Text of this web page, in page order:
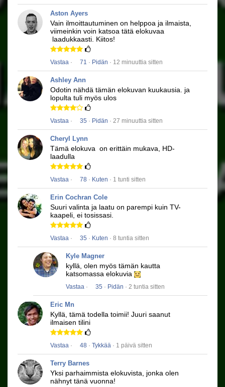
Aston Ayers
Vain ilmoittautuminen on helppoa ja ilmaista,
viimeinkin voin katsoa tätä elokuvaa
laadukkaasti. Kiitos!
Vastaa · 71 · Pidän · 12 minuuttia sitten
Ashley Ann
Odotin nähdä tämän elokuvan kuukausia. ja
lopulta tuli myös ulos
Vastaa · 35 · Pidän · 27 minuuttia sitten
Cheryl Lynn
Tämä elokuva on erittäin mukava, HD-
laadulla
Vastaa · 78 · Kuten · 1 tunti sitten
Erin Cochran Cole
Suuri valinta ja laatu on parempi kuin TV-
kaapeli, ei tosissasi.
Vastaa · 35 · Kuten · 8 tuntia sitten
Kyle Magner
kyllä, olen myös tämän kautta
katsomassa elokuvia
Vastaa · 35 · Pidän · 2 tuntia sitten
Eric Mn
Kyllä, tämä todella toimii! Juuri saanut
ilmaisen tilini
Vastaa · 48 · Tykkää · 1 päivä sitten
Terry Barnes
Yksi parhaimmista elokuvista, jonka olen
nähnyt tänä vuonna!